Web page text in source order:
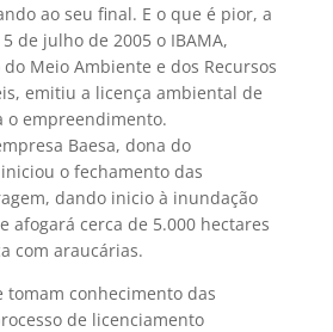
ao seu final. E o que é pior, a
de julho de 2005 o IBAMA,
Meio Ambiente e dos Recursos
emitiu a licença ambiental de
o empreendimento.
Baesa, dona do
o fechamento das
dando inicio à inundação
afogará cerca de 5.000 hectares
com araucárias.
tomam conhecimento das
de licenciamento